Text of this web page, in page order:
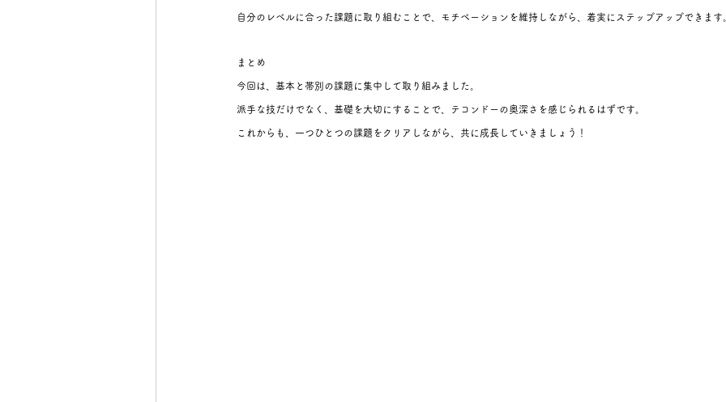
自分のレベルに合った課題に取り組むことで、モチベーションを維持しながら、着実にステップアップできます
まとめ
今回は、基本と帯別の課題に集中して取り組みました。
派手な技だけでなく、基礎を大切にすることで、テコンドーの奥深さを感じられるはずです。
これからも、一つひとつの課題をクリアしながら、共に成長していきましょう！